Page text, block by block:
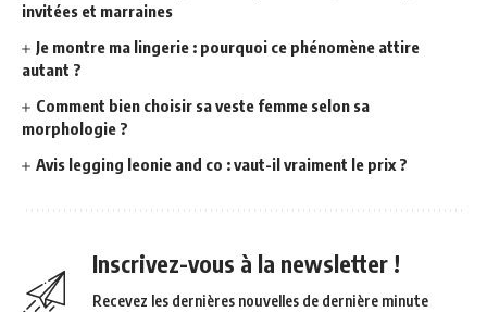
invitées et marraines
Je montre ma lingerie : pourquoi ce phénomène attire
autant ?
Comment bien choisir sa veste femme selon sa
morphologie ?
Avis legging leonie and co : vaut-il vraiment le prix ?
Inscrivez-vous à la newsletter !
Recevez les dernières nouvelles de dernière minute